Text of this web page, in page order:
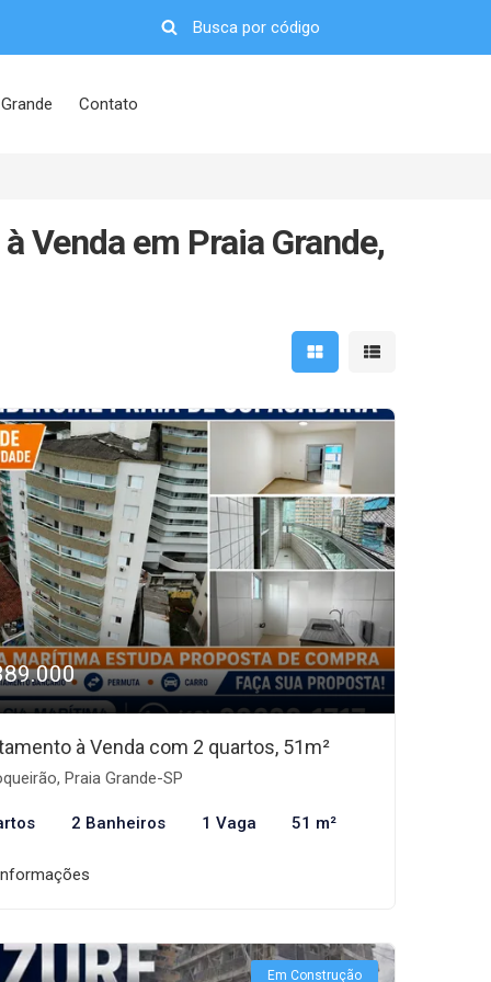
Contato
Venda em Praia Grande,
Mostrar resultados em
Mostrar
à Venda com 2 quartos, 51m²
Praia Grande-SP
2 Banheiros 1 Vaga 51 m²
Em Construção